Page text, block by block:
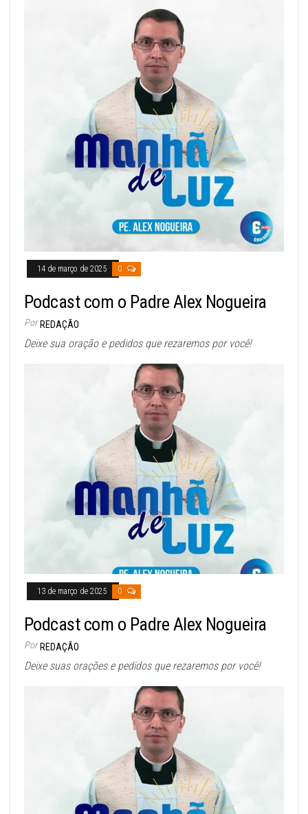
14 de março de 2025 0
Podcast com o Padre Alex Nogueira
Por REDAÇÃO
Deixe sua oração e pedidos que rezaremos por você!
13 de março de 2025 0
Podcast com o Padre Alex Nogueira
Por REDAÇÃO
Deixe suas orações e pedidos que rezaremos por você!